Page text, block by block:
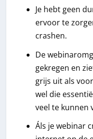
Je hebt geen
ervoor te
crashen.
De
gekregen en
grijs uit als
wel die
veel te kunnen
Áls je webinar